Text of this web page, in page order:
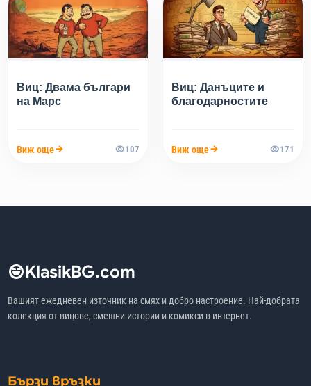
Виц: Двама българи
на Марс
Виж още 107
Виц: Данъците и
благодарностите
Виж още 171
KlasikBG.com
Вашият ежедневен източник на смях и добро настроение. Най-добрата
колекция от вицове, смешни истории и комикси в интернет.
Бързи връзки